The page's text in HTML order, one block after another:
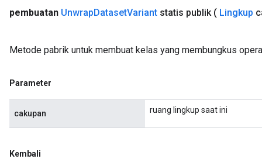
pembuatan UnwrapDatasetVariant statis publik ( Lingkup
Metode pabrik untuk membuat kelas yang membungkus
Parameter
cakupan ruang lingkup saat ini
Kembali